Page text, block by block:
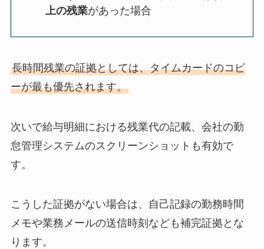
上の残業があった場合
長時間残業の証拠としては、タイムカードのコピ
ーが最も優先されます。
次いで給与明細における残業代の記載、会社の勤
怠管理システムのスクリーンショットも有効で
す。
こうした証拠がない場合は、自己記録の勤務時間
メモや業務メールの送信時刻なども補完証拠とな
ります。